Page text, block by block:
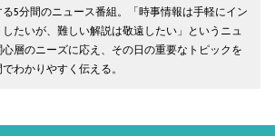
る5分間のニュース番組。「時事情報は手軽にイン
したいが、難しい解説は敬遠したい」というニュ
心層のニーズに応え、その日の重要なトピックを
わかりやすく伝える。